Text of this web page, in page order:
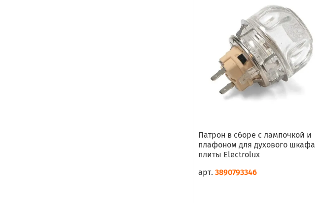
Патрон в сборе с лампочкой и
плафоном для духового шкафа
плиты Electrolux
арт.3890793346